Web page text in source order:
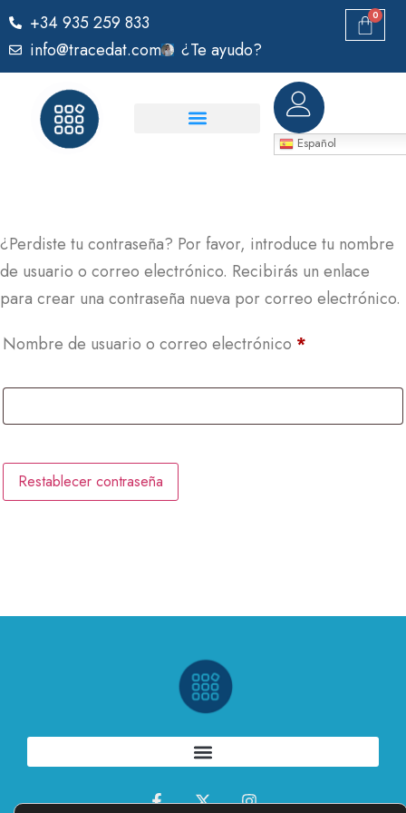
+34 935 259 833
info@tracedat.com
¿Te ayudo?
0
Español
¿Perdiste tu contraseña? Por favor, introduce tu nombre
de usuario o correo electrónico. Recibirás un enlace
para crear una contraseña nueva por correo electrónico.
Nombre de usuario o correo electrónico *
Restablecer contraseña